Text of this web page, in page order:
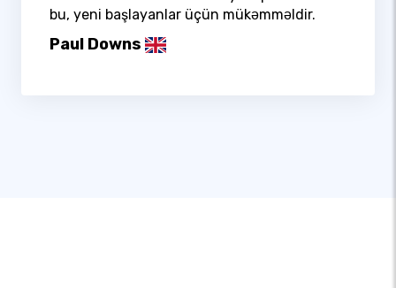
bu, yeni başlayanlar üçün mükəmməldir.
Paul Downs